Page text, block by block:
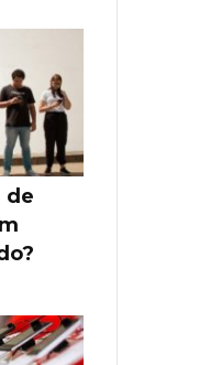
de